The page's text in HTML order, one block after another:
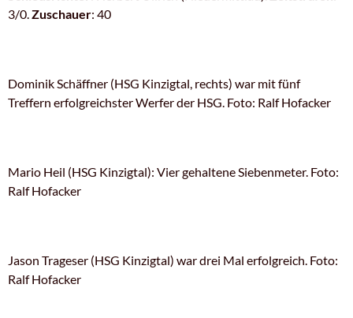
3/0. Zuschauer: 40
Dominik Schäffner (HSG Kinzigtal, rechts) war mit fünf
Treffern erfolgreichster Werfer der HSG. Foto: Ralf Hofacker
Mario Heil (HSG Kinzigtal): Vier gehaltene Siebenmeter. Foto:
Ralf Hofacker
Jason Trageser (HSG Kinzigtal) war drei Mal erfolgreich. Foto:
Ralf Hofacker